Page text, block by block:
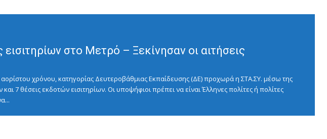
στο Μετρό – Ξεκίνησαν οι αιτήσεις
χρόνου, κατηγορίας Δευτεροβάθμιας Εκπαίδευσης (ΔΕ) προχωρά η ΣΤΑ.ΣΥ. μέσω της
7 θέσεις εκδοτών εισιτηρίων. Οι υποψήφιοι πρέπει να είναι Έλληνες πολίτες ή πολίτες